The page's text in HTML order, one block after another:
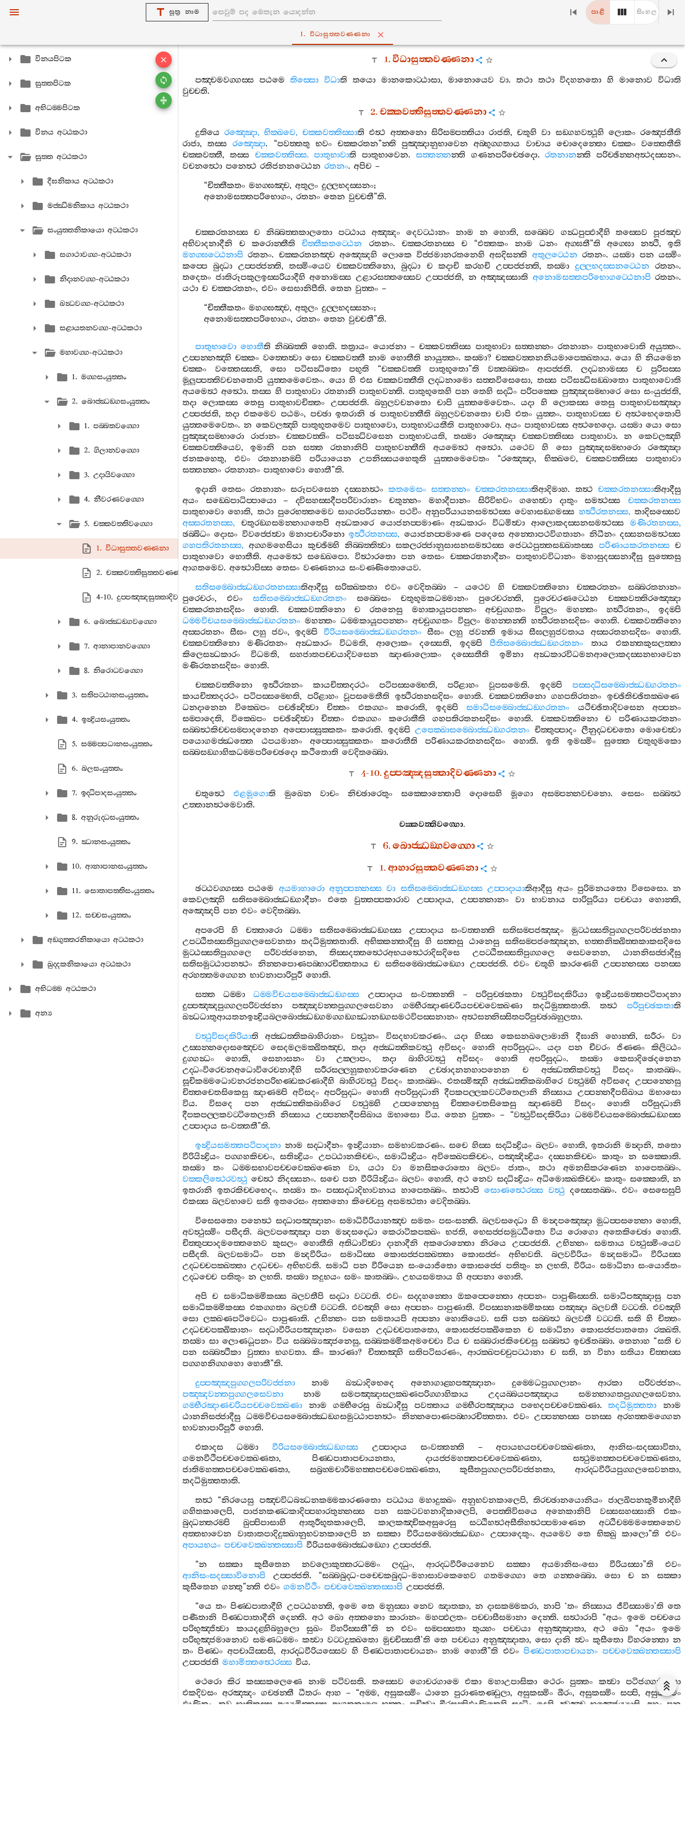
සූත්‍ර නාම පාළි සිංහල
1. විධාසුත‍්තවණ‍්ණනා
විනයපිටක
සුත‍්තපිටක
අභිධම‍්මපිටක
විනය අට‍්ඨකථා
සුත‍්ත අට‍්ඨකථා
දීඝනිකාය අට‍්ඨකථා
මජ‍්ඣිමනිකාය අට‍්ඨකථා
සංයුත‍්තනිකායො අට‍්ඨකථා
සගාථාවග‍්ග-අට‍්ඨකථා
නිදානවග‍්ග-අට‍්ඨකථා
ඛන්‍ධවග‍්ග-අට‍්ඨකථා
සළායතනවග‍්ග-අට‍්ඨකථා
මහාවග‍්ග-අට‍්ඨකථා
1. මග‍්ගසංයුත‍්තං
2. බොජ‍්ඣඞ‍්ගසංයුත‍්තං
1. පබ‍්බතවග‍්ගො
2. ගිලානවග‍්ගො
3. උදායිවග‍්ගො
4. නීවරණවග‍්ගො
5. චක‍්කවත‍්තිවග‍්ගො
1. විධාසුත‍්තවණ‍්ණනා
2. චක‍්කවත‍්තිසුත‍්තවණ‍්ණනා
4-10. දුප‍්පඤ‍්ඤසුත‍්තාදිවණ‍්ණනා
6. බොජ‍්ඣඞ‍්ගවග‍්ගො
7. ආනාපානවග‍්ගො
8. නිරොධවග‍්ගො
3. සතිපට‍්ඨානසංයුත‍්තං
4. ඉන්‍ද්‍රියසංයුත‍්තං
5. සම‍්මප‍්පධානසංයුත‍්තං
6. බලසංයුත‍්තං
7. ඉද‍්ධිපාදසංයුත‍්තං
8. අනුරුද‍්ධසංයුත‍්තං
9. ඣානසංයුත‍්තං
10. ආනාපානසංයුත‍්තං
11. සොතාපත‍්තිසංයුත‍්තං
12. සච‍්චසංයුත‍්තං
අඞ‍්ගුත‍්තරනිකායො අට‍්ඨකථා
ඛුද‍්දකනිකායො අට‍්ඨකථා
අභිධම‍්ම අට‍්ඨකථා
අන්‍ය
1.විධාසුත‍්තවණ‍්ණනා
පඤ‍්චමවග‍්ගස‍්ස පඨමෙ තිස‍්සො විධාති තයො මානකොට‍්ඨාසා, මානොයෙව වා. තථා තථා විදහනතො හි මානොව
විධාති
වුච‍්චති.
2.චක‍්කවත‍්තිසුත‍්තවණ‍්ණනා
දුතියෙ රඤ‍්ඤො,භික‍්ඛවෙ,චක‍්කවත‍්තිස‍්සාති එත්‍ථ අත‍්තනො සිරිසම‍්පත‍්තියා රාජති,චතූහි වා සඞ‍්ගහවත්‍ථූහි ලොකං රඤ‍්ජෙතීති
රාජා,තස‍්ස රඤ‍්ඤො. “පවත‍්තතු භවං චක‍්කරතන”න‍්ති පුඤ‍්ඤානුභාවෙන අබ‍්භුග‍්ගතාය වාචාය චොදෙන‍්තො චක‍්කං වත‍්තෙතීති
චක‍්කවත‍්තී, තස‍්ස චක‍්කවත‍්තිස‍්ස.පාතුභාවාති පාතුභාවෙන. සත‍්තන‍්නන‍්ති ගණනපරිච‍්ඡෙදො.රතනානන‍්ති පරිච‍්ඡින‍්නඅත්‍ථදස‍්සනං.
වචනත්‍ථො පනෙත්‍ථ රතිජනනට‍්ඨෙන රතනං. අපිච –
“චිත‍්තීකතං මහග‍්ඝඤ‍්ච,අතුලං දුල‍්ලභදස‍්සනං;
අනොමසත‍්තපරිභොගං,රතනං තෙන වුච‍්චතී”ති.
චක‍්කරතනස‍්ස ච නිබ‍්බත‍්තකාලතො පට‍්ඨාය අඤ‍්ඤං දෙවට‍්ඨානං නාම න හොති, සබ‍්බෙව ගන්‍ධපුප‍්ඵාදීහි තස‍්සෙව
පූජඤ‍්ච
අභිවාදනාදීනි
ච කරොන‍්තීති චිත‍්තීකතට‍්ඨෙන රතනං. චක‍්කරතනස‍්ස ච“එත‍්තකං නාම ධනං අග‍්ඝතී”ති අග‍්ඝො නත්‍ථි,ඉති
මහග‍්ඝට‍්ඨෙනාපි රතනං. චක‍්කරතනඤ‍්ච අඤ‍්ඤෙහි ලොකෙ විජ‍්ජමානරතනෙහි අසදිසන‍්ති අතුලට‍්ඨෙන රතනං.යස‍්මා පන යස‍්මිං
කප‍්පෙ බුද‍්ධා උප‍්පජ‍්ජන‍්ති,තස‍්මිංයෙව චක‍්කවත‍්තිනො,බුද‍්ධා ච කදාචි කරහචි උප‍්පජ‍්ජන‍්ති, තස‍්මා දුල‍්ලභදස‍්සනට‍්ඨෙන රතනං.
තදෙතං ජාතිරූපකුලඉස‍්සරියාදීහි අනොමස‍්ස උළාරසත‍්තස‍්සෙව උප‍්පජ‍්ජති, න අඤ‍්ඤස‍්සාති අනොමසත‍්තපරිභොගට‍්ඨෙනාපි රතනං.
යථා ච චක‍්කරතනං, එවං සෙසානිපීති. තෙන වුත‍්තං –
“චිත‍්තීකතං මහග‍්ඝඤ‍්ච,අතුලං දුල‍්ලභදස‍්සනං;
අනොමසත‍්තපරිභොගං,රතනං තෙන වුච‍්චතී”ති.
පාතුභාවො හොතීති නිබ‍්බත‍්ති හොති.තත්‍රායං යොජනා–චක‍්කවත‍්තිස‍්ස පාතුභාවා සත‍්තන‍්නං රතනානං පාතුභාවොති අයුත‍්තං.
උප‍්පන‍්නඤ‍්හි චක‍්කං වත‍්තෙත්‍වා සො චක‍්කවත‍්තී නාම හොතීති නායුත‍්තං.කස‍්මා? චක‍්කවත‍්තනනියමාපෙක‍්ඛතාය.යො හි නියමෙන
චක‍්කං
වත‍්තෙස‍්සති,සො පටිසන්‍ධිතො පභුති “චක‍්කවත‍්ති පාතුභූතො”ති වත‍්තබ‍්බතං ආපජ‍්ජති. ලද‍්ධනාමස‍්ස ච
පුරිසස‍්ස
මූලුප‍්පත‍්තිවචනතොපි යුත‍්තමෙවෙතං. යො හි එස චක‍්කවත‍්තීති ලද‍්ධනාමො සත‍්තවිසෙසො, තස‍්ස පටිසන්‍ධිසඞ‍්ඛාතො පාතුභාවොති
අයමෙත්‍ථ අත්‍ථො.තස‍්ස හි පාතුභාවා රතනානි පාතුභවන‍්ති. පාතුභූතෙහි පන තෙහි සද‍්ධිං පරිපක‍්කෙ පුඤ‍්ඤසම‍්භාරෙ සො සංයුජ‍්ජති,
තදා
ලොකස‍්ස තෙසු පාතුභාවචිත‍්තං උප‍්පජ‍්ජති.බහුලවචනතො චාපි යුත‍්තමෙවෙතං.යදා හි ලොකස‍්ස තෙසු
පාතුභාවසඤ‍්ඤා
උප‍්පජ‍්ජති, තදා එකමෙව පඨමං, පච‍්ඡා ඉතරානි ඡ පාතුභවන‍්තීති බහුලවචනතො චාපි එතං යුත‍්තං. පාතුභාවස‍්ස ච අත්‍ථභෙදතොපි
යුත‍්තමෙවෙතං.න කෙවලඤ‍්හි පාතුභූතමෙව පාතුභාවො,පාතුභාවයතීති පාතුභාවො. අයං පාතුභාවස‍්ස අත්‍ථභෙදො. යස‍්මා යො සො
පුඤ‍්ඤසම‍්භාරො
රාජානං චක‍්කවත‍්තිං පටිසන්‍ධිවසෙන පාතුභාවයති,තස‍්මා රඤ‍්ඤො චක‍්කවත‍්තිස‍්ස පාතුභාවා.න
කෙවලඤ‍්හි
චක‍්කවත‍්තියෙව,ඉමානි පන සත‍්ත රතනානිපි පාතුභවන‍්තීති අයමෙත්‍ථ අත්‍ථො. යථෙව හි සො පුඤ‍්ඤසම‍්භාරො
රඤ‍්ඤො
ජනකහෙතු, එවං රතනානම‍්පි පරියායෙන උපනිස‍්සයහෙතූති යුත‍්තමෙවෙතං “රඤ‍්ඤො, භික‍්ඛවෙ,චක‍්කවත‍්තිස‍්ස
පාතුභාවා
සත‍්තන‍්නං රතනානං පාතුභාවො හොතී”ති.
ඉදානි තෙසං රතනානං සරූපවසෙන දස‍්සනත්‍ථං කතමෙසං සත‍්තන‍්නං චක‍්කරතනස‍්සාතිආදිමාහ. තත්‍ථ චක‍්කරතනස‍්සාතිආදීසු
අයං
සඞ‍්ඛෙපාධිප‍්පායො– ද‍්විසහස‍්සදීපපරිවාරානං චතුන‍්නං මහාදීපානං සිරිවිභවං ගහෙත්‍වා දාතුං සමත්‍ථස‍්ස
චක‍්කරතනස‍්ස
පාතුභාවො හොති, තථා පුරෙභත‍්තමෙව සාගරපරියන‍්තං පථවිං අනුපරියායනසමත්‍ථස‍්ස වෙහාසඞ‍්ගමස‍්ස හත්‍ථිරතනස‍්ස, තාදිසස‍්සෙව
අස‍්සරතනස‍්ස, චතුරඞ‍්ගසමන‍්නාගතෙපි අන්‍ධකාරෙ යොජනප‍්පමාණං අන්‍ධකාරං විධමිත්‍වා ආලොකදස‍්සනසමත්‍ථස‍්ස මණිරතනස‍්ස,
ඡබ‍්බිධං දොසං විවජ‍්ජෙත්‍වා මනාපචාරිනො ඉත්‍ථිරතනස‍්ස, යොජනප‍්පමාණෙ පදෙසෙ අන‍්තොපථවිගතානං නිධීනං දස‍්සනසමත්‍ථස‍්ස
ගහපතිරතනස‍්ස, අග‍්ගමහෙසියා කුච‍්ඡිම‍්හි නිබ‍්බත‍්තිත්‍වා සකලරජ‍්ජානුසාසනසමත්‍ථස‍්ස ජෙට‍්ඨපුත‍්තසඞ‍්ඛාතස‍්ස පරිණායකරතනස‍්ස ච
පාතුභාවො හොතීති. අයමෙත්‍ථ සඞ‍්ඛෙපො.විත්‍ථාරතො පන තෙසං චක‍්කරතනාදීනං පාතුභාවවිධානං මහාසුදස‍්සනාදීසු සුත‍්තෙසු
ආගතමෙව. අත්‍ථොපිස‍්ස තෙසං වණ‍්ණනාය සංවණ‍්ණිතොයෙව.
සතිසම‍්බොජ‍්ඣඞ‍්ගරතනස‍්සාතිආදීසු සරික‍්ඛකතා එවං වෙදිතබ‍්බා –යථෙව හි චක‍්කවත‍්තිනො චක‍්කරතනං
සබ‍්බරතනානං
පුරෙචරං, එවං සතිසම‍්බොජ‍්ඣඞ‍්ගරතනං සබ‍්බෙසං චතුභූමකධම‍්මානං පුරෙචරන‍්ති,පුරෙචරණට‍්ඨෙන
චක‍්කවත‍්තිරඤ‍්ඤො
චක‍්කරතනසදිසං
හොති. චක‍්කවත‍්තිනො ච රතනෙසු මහාකායූපපන‍්නං අච‍්චුග‍්ගතං විපුලං මහන‍්තං හත්‍ථිරතනං,ඉදම‍්පි
ධම‍්මවිචයසම‍්බොජ‍්ඣඞ‍්ගරතනං මහන‍්තං ධම‍්මකායූපපන‍්නං අච‍්චුග‍්ගතං විපුලං මහන‍්තන‍්ති හත්‍ථිරතනසදිසං හොති. චක‍්කවත‍්තිනො
අස‍්සරතනං සීඝං ලහු ජවං,ඉදම‍්පි වීරියසම‍්බොජ‍්ඣඞ‍්ගරතනං සීඝං ලහු ජවන‍්ති ඉමාය සීඝලහුජවතාය අස‍්සරතනසදිසං හොති.
චක‍්කවත‍්තිනො
මණිරතනං අන්‍ධකාරං විධමති, ආලොකං දස‍්සෙති, ඉදම‍්පි පීතිසම‍්බොජ‍්ඣඞ‍්ගරතනං තාය
එකන‍්තකුසලත‍්තා
කිලෙසන්‍ධකාරං
විධමති, සහජාතපච‍්චයාදිවසෙන ඤාණාලොකං දස‍්සෙතීති ඉමිනා
අන්‍ධකාරවිධමනආලොකදස‍්සනභාවෙන
මණිරතනසදිසං හොති.
චක‍්කවත‍්තිනො
ඉත්‍ථිරතනං කායචිත‍්තදරථං පටිපස‍්සම‍්භෙති, පරිළාහං වූපසමෙති. ඉදම‍්පි
පස‍්සද‍්ධිසම‍්බොජ‍්ඣඞ‍්ගරතනං
කායචිත‍්තදරථං පටිපස‍්සම‍්භෙති, පරිළාහං වූපසමෙතීති ඉත්‍ථිරතනසදිසං හොති. චක‍්කවත‍්තිනො ගහපතිරතනං ඉච‍්ඡිතිච‍්ඡිතක‍්ඛණෙ
ධනදානෙන
වික‍්ඛෙපං පච‍්ඡින්‍දිත්‍වා චිත‍්තං එකග‍්ගං කරොති, ඉදම‍්පි සමාධිසම‍්බොජ‍්ඣඞ‍්ගරතනං යථිච‍්ඡිතාදිවසෙන
අප‍්පනං
සම‍්පාදෙති, වික‍්ඛෙපං පච‍්ඡින්‍දිත්‍වා චිත‍්තං එකග‍්ගං කරොතීති ගහපතිරතනසදිසං හොති. චක‍්කවත‍්තිනො ච
පරිණායකරතනං
සබ‍්බත්‍ථකිච‍්චසම‍්පාදනෙන අප‍්පොස‍්සුක‍්කතං කරොති. ඉදම‍්පි උපෙක‍්ඛාසම‍්බොජ‍්ඣඞ‍්ගරතනං චිත‍්තුප‍්පාදං ලීනුද‍්ධච‍්චතො මොචෙත්‍වා
පයොගමජ‍්ඣත‍්තෙ
ඨපයමානං අප‍්පොස‍්සුක‍්කතං කරොතීති පරිණායකරතනසදිසං හොති.ඉති ඉමස‍්මිං සුත‍්තෙ
චතුභූමකො
සබ‍්බසඞ‍්ගාහිකධම‍්මපරිච‍්ඡෙදො කථිතොති වෙදිතබ‍්බො.
4-10.දුප‍්පඤ‍්ඤසුත‍්තාදිවණ‍්ණනා
චතුත්‍ථෙ එළමූගොති මුඛෙන වාචං නිච‍්ඡාරෙතුං සක‍්කොන‍්තොපි දොසෙහි මූගො අසම‍්පන‍්නවචනො.සෙසං
සබ‍්බත්‍ථ
උත‍්තානත්‍ථමෙවාති.
චක‍්කවත‍්තිවග‍්ගො.
6.බොජ‍්ඣඞ‍්ගවග‍්ගො
1.ආහාරසුත‍්තවණ‍්ණනා
ඡට‍්ඨවග‍්ගස‍්ස පඨමෙ අයමාහාරො අනුප‍්පන‍්නස‍්ස වා සතිසම‍්බොජ‍්ඣඞ‍්ගස‍්ස උප‍්පාදායාතිආදීසු අයං පුරිමනයතො විසෙසො. න
කෙවලඤ‍්හි
සතිසම‍්බොජ‍්ඣඞ‍්ගාදීනං එතෙ වුත‍්තප‍්පකාරාව උප‍්පාදාය, උප‍්පන‍්නානං වා භාවනාය පාරිපූරියා පච‍්චයා හොන‍්ති,
අඤ‍්ඤෙපි පන එවං වෙදිතබ‍්බා.
අපරෙපි
හි චත‍්තාරො ධම‍්මා සතිසම‍්බොජ‍්ඣඞ‍්ගස‍්ස උප‍්පාදාය සංවත‍්තන‍්ති සතිසම‍්පජඤ‍්ඤං
මුට‍්ඨස‍්සතිපුග‍්ගලපරිවජ‍්ජනතා
උපට‍්ඨිතස‍්සතිපුග‍්ගලසෙවනතා තදධිමුත‍්තතාති. අභික‍්කන‍්තාදීසු හි සත‍්තසු ඨානෙසු සතිසම‍්පජඤ‍්ඤෙන,භත‍්තනික‍්ඛිත‍්තකාකසදිසෙ
මුට‍්ඨස‍්සතිපුග‍්ගලෙ
පරිවජ‍්ජනෙන,තිස‍්සදත‍්තත්‍ථෙරඅභයත්‍ථෙරාදිසදිසෙ උපට‍්ඨිතස‍්සතිපුග‍්ගලෙ සෙවනෙන,ඨානනිසජ‍්ජාදීසු
සතිසමුට‍්ඨාපනත්‍ථං නින‍්නපොණපබ‍්භාරචිත‍්තතාය ච සතිසම‍්බොජ‍්ඣඞ‍්ගො උප‍්පජ‍්ජති.එවං චතූහි කාරණෙහි උප‍්පන‍්නස‍්ස පනස‍්ස
අරහත‍්තමග‍්ගෙන භාවනාපාරිපූරී හොති.
සත‍්ත
ධම‍්මා ධම‍්මවිචයසම‍්බොජ‍්ඣඞ‍්ගස‍්ස උප‍්පාදාය සංවත‍්තන‍්ති –පරිපුච‍්ඡකතා වත්‍ථුවිසදකිරියා
ඉන්‍ද්‍රියසමත‍්තපටිපාදනා
දුප‍්පඤ‍්ඤපුග‍්ගලපරිවජ‍්ජනා
පඤ‍්ඤවන‍්තපුග‍්ගලසෙවනා ගම‍්භීරඤාණචරියපච‍්චවෙක‍්ඛණා තදධිමුත‍්තතාති. තත්‍ථ පරිපුච‍්ඡකතාති
ඛන්‍ධධාතුආයතනඉන්‍ද්‍රියබලබොජ‍්ඣඞ‍්ගමග‍්ගඞ‍්ගඣානඞ‍්ගසමථවිපස‍්සනානං අත්‍ථසන‍්නිස‍්සිතපරිපුච‍්ඡාබහුලතා.
වත්‍ථුවිසදකිරියාති අජ‍්ඣත‍්තිකබාහිරානං වත්‍ථූනං විසදභාවකරණං. යදා හිස‍්ස කෙසනඛලොමානි දීඝානි හොන‍්ති,සරීරං
වා
උස‍්සන‍්නදොසඤ‍්චෙව
සෙදමලමක‍්ඛිතඤ‍්ච,තදා අජ‍්ඣත‍්තිකවත්‍ථු අවිසදං හොති අපරිසුද‍්ධං.යදා පන චීවරං ජිණ‍්ණං
කිලිට‍්ඨං
දුග‍්ගන්‍ධං
හොති, සෙනාසනං වා උක‍්ලාපං,තදා බාහිරවත්‍ථු අවිසදං හොති අපරිසුද‍්ධං. තස‍්මා
කෙසාදිඡෙදනෙන
උද‍්ධංවිරෙචනඅධොවිරෙචනාදීහි
සරීරසල‍්ලහුකභාවකරණෙන උච‍්ඡාදනනහාපනෙන ච අජ‍්ඣත‍්තිකවත්‍ථු විසදං කාතබ‍්බං.
සූචිකම‍්මධොවනරජනපරිභණ‍්ඩකරණාදීහි බාහිරවත්‍ථු විසදං කාතබ‍්බං. එතස‍්මිඤ‍්හි අජ‍්ඣත‍්තිකබාහිරෙ වත්‍ථුම‍්හි අවිසදෙ උප‍්පන‍්නෙසු
චිත‍්තචෙතසිකෙසු ඤාණම‍්පි අවිසදං අපරිසුද‍්ධං හොති අපරිසුද‍්ධානි දීපකපල‍්ලකවට‍්ටිතෙලානි නිස‍්සාය උප‍්පන‍්නදීපසිඛාය ඔභාසො
විය.විසදෙ පන අජ‍්ඣත‍්තිකබාහිරෙ වත්‍ථුම‍්හි උප‍්පන‍්නෙසු චිත‍්තචෙතසිකෙසු ඤාණම‍්පි විසදං හොති
පරිසුද‍්ධානි
දීපකපල‍්ලකවට‍්ටිතෙලානි
නිස‍්සාය උප‍්පන‍්නදීපසිඛාය ඔභාසො විය.තෙන වුත‍්තං– “වත්‍ථුවිසදකිරියා ධම‍්මවිචයසම‍්බොජ‍්ඣඞ‍්ගස‍්ස
උප‍්පාදාය සංවත‍්තතී”ති.
ඉන්‍ද්‍රියසමත‍්තපටිපාදනා නාම සද‍්ධාදීනං ඉන්‍ද්‍රියානං සමභාවකරණං.සචෙ හිස‍්ස සද‍්ධින්‍ද්‍රියං බලවං හොති, ඉතරානි මන්‍දානි,තතො
වීරියින්‍ද්‍රියං පග‍්ගහකිච‍්චං,සතින්‍ද්‍රියං උපට‍්ඨානකිච‍්චං, සමාධින්‍ද්‍රියං අවික‍්ඛෙපකිච‍්චං,පඤ‍්ඤින්‍ද්‍රියං දස‍්සනකිච‍්චං කාතුං න සක‍්කොති.
තස‍්මා
තං ධම‍්මසභාවපච‍්චවෙක‍්ඛණෙන වා,යථා වා මනසිකරොතො බලවං ජාතං, තථා අමනසිකරණෙන හාපෙතබ‍්බං.
වක‍්කලිත්‍ථෙරවත්‍ථු චෙත්‍ථ නිදස‍්සනං. සචෙ පන වීරියින්‍ද්‍රියං බලවං හොති, අථ නෙව සද‍්ධින්‍ද්‍රියං අධිමොක‍්ඛකිච‍්චං කාතුං සක‍්කොති,න
ඉතරානි ඉතරකිච‍්චභෙදං.තස‍්මා තං පස‍්සද‍්ධාදිභාවනාය හාපෙතබ‍්බං. තත්‍ථාපි සොණත්‍ථෙරස‍්ස වත්‍ථු දස‍්සෙතබ‍්බං. එවං සෙසෙසුපි
එකස‍්ස බලවභාවෙ සති ඉතරෙසං අත‍්තනො කිච‍්චෙසු අසමත්‍ථතා වෙදිතබ‍්බා.
විසෙසතො පනෙත්‍ථ සද‍්ධාපඤ‍්ඤානං සමාධිවීරියානඤ‍්ච සමතං පසංසන‍්ති.බලවසද‍්ධො හි මන්‍දපඤ‍්ඤො මුධප‍්පසන‍්නො හොති,
අවත්‍ථුස‍්මිං පසීදති. බලවපඤ‍්ඤො පන මන්‍දසද‍්ධො කෙරාටිකපක‍්ඛං භජති, භෙසජ‍්ජසමුට‍්ඨිතො විය රොගො අතෙකිච‍්ඡො හොති.
චිත‍්තුප‍්පාදමත‍්තෙනෙව
කුසලං හොතීති අතිධාවිත්‍වා දානාදීනි අකරොන‍්තො නිරයෙ උප‍්පජ‍්ජති.උභින‍්නං සමතාය
වත්‍ථුස‍්මිංයෙව
පසීදති. බලවසමාධිං පන මන්‍දවීරියං සමාධිස‍්ස කොසජ‍්ජපක‍්ඛත‍්තා කොසජ‍්ජං අභිභවති. බලවවීරියං මන්‍දසමාධිං
වීරියස‍්ස
උද‍්ධච‍්චපක‍්ඛත‍්තා උද‍්ධච‍්චං අභිභවති. සමාධි පන වීරියෙන සංයොජිතො කොසජ‍්ජෙ පතිතුං න ලභති, වීරියං සමාධිනා සංයොජිතං
උද‍්ධච‍්චෙ පතිතුං න ලභති. තස‍්මා තදුභයං සමං කාතබ‍්බං. උභයසමතාය හි අප‍්පනා හොති.
අපි ච සමාධිකම‍්මිකස‍්ස බලවතීපි සද‍්ධා වට‍්ටති. එවං සද‍්දහන‍්තො ඔකප‍්පෙන‍්තො අප‍්පනං පාපුණිස‍්සති.සමාධිපඤ‍්ඤාසු පන
සමාධිකම‍්මිකස‍්ස එකග‍්ගතා බලවතී වට‍්ටති. එවඤ‍්හි සො අප‍්පනං පාපුණාති. විපස‍්සනාකම‍්මිකස‍්ස පඤ‍්ඤා බලවතී වට‍්ටති. එවඤ‍්හි
සො ලක‍්ඛණපටිවෙධං පාපුණාති. උභින‍්නං පන සමතායපි අප‍්පනා හොතියෙව. සති පන සබ‍්බත්‍ථ බලවතී වට‍්ටති.සති හි චිත‍්තං
උද‍්ධච‍්චපක‍්ඛිකානං
සද‍්ධාවීරියපඤ‍්ඤානං වසෙන උද‍්ධච‍්චපාතතො, කොසජ‍්ජපක‍්ඛිකෙන ච සමාධිනා කොසජ‍්ජපාතතො රක‍්ඛති.
තස‍්මා සා ලොණධූපනං විය සබ‍්බබ්‍යඤ‍්ජනෙසු,සබ‍්බකම‍්මිකඅමච‍්චො විය ච සබ‍්බරාජකිච‍්චෙසු සබ‍්බත්‍ථ ඉච‍්ඡිතබ‍්බා. තෙනාහ “සති ච
පන
සබ‍්බත්‍ථිකා වුත‍්තා භගවතා.කිං කාරණා? චිත‍්තඤ‍්හි සතිපටිසරණං,ආරක‍්ඛපච‍්චුපට‍්ඨානා ච සති,න විනා සතියා චිත‍්තස‍්ස
පග‍්ගහනිග‍්ගහො හොතී”ති.
දුප‍්පඤ‍්ඤපුග‍්ගලපරිවජ‍්ජනා
නාම ඛන්‍ධාදිභෙදෙ අනොගාළ‍්හපඤ‍්ඤානං දුම‍්මෙධපුග‍්ගලානං ආරකා පරිවජ‍්ජනං.
පඤ‍්ඤවන‍්තපුග‍්ගලසෙවනා
නාම සමපඤ‍්ඤාසලක‍්ඛණපරිග‍්ගාහිකාය උදයබ‍්බයපඤ‍්ඤාය සමන‍්නාගතපුග‍්ගලසෙවනා.
ගම‍්භීරඤාණචරියපච‍්චවෙක‍්ඛණා
නාම ගම‍්භීරෙසු ඛන්‍ධාදීසු පවත‍්තාය ගම‍්භීරපඤ‍්ඤාය පභෙදපච‍්චවෙක‍්ඛණා.තදධිමුත‍්තතා
නාම
ඨානනිසජ‍්ජාදීසු ධම‍්මවිචයසම‍්බොජ‍්ඣඞ‍්ගසමුට‍්ඨාපනත්‍ථං නින‍්නපොණපබ‍්භාරචිත‍්තතා. එවං උප‍්පන‍්නස‍්ස පනස‍්ස අරහත‍්තමග‍්ගෙන
භාවනාපාරිපූරී හොති.
එකාදස
ධම‍්මා වීරියසම‍්බොජ‍්ඣඞ‍්ගස‍්ස උප‍්පාදාය සංවත‍්තන‍්ති –අපායභයපච‍්චවෙක‍්ඛණතා,ආනිසංසදස‍්සාවිතා,
ගමනවීථිපච‍්චවෙක‍්ඛණතා, පිණ‍්ඩපාතාපචායනතා,දායජ‍්ජමහත‍්තපච‍්චවෙක‍්ඛණතා,සත්‍ථුමහත‍්තපච‍්චවෙක‍්ඛණතා,
ජාතිමහත‍්තපච‍්චවෙක‍්ඛණතා, සබ්‍රහ‍්මචාරිමහත‍්තපච‍්චවෙක‍්ඛණතා,කුසීතපුග‍්ගලපරිවජ‍්ජනතා,ආරද‍්ධවීරියපුග‍්ගලසෙවනතා,
තදධිමුත‍්තතාති.
තත්‍ථ“නිරයෙසු පඤ‍්චවිධබන්‍ධනකම‍්මකාරණතො පට‍්ඨාය මහාදුක‍්ඛං අනුභවනකාලෙපි,තිරච‍්ඡානයොනියං ජාලඛිපනකුමීනාදීහි
ගහිතකාලෙපි,පාජනකණ‍්ටකාදිප‍්පහාරතුන‍්නස‍්ස පන සකටවහනාදිකාලෙපි,පෙත‍්තිවිසයෙ අනෙකානිපි වස‍්සසහස‍්සානි
එකං
බුද‍්ධන‍්තරම‍්පි
ඛුප‍්පිපාසාහි ආතුරීභූතකාලෙපි,කාලකඤ‍්චිකඅසුරෙසු සට‍්ඨිහත්‍ථඅසීතිහත්‍ථප‍්පමාණෙන
අට‍්ඨිචම‍්මමත‍්තෙනෙව
අත‍්තභාවෙන
වාතාතපාදිදුක‍්ඛානුභවනකාලෙපි න සක‍්කා වීරියසම‍්බොජ‍්ඣඞ‍්ගං උප‍්පාදෙතුං.අයමෙව තෙ භික‍්ඛු කාලො”ති
එවං
අපායභයං පච‍්චවෙක‍්ඛන‍්තස‍්සාපි වීරියසම‍්බොජ‍්ඣඞ‍්ගො උප‍්පජ‍්ජති.
“න සක‍්කා කුසීතෙන නවලොකුත‍්තරධම‍්මං ලද‍්ධුං, ආරද‍්ධවීරියෙනෙව සක‍්කා අයමානිසංසො වීරියස‍්සා”ති
එවං
ආනිසංසදස‍්සාවිනොපි
උප‍්පජ‍්ජති. “සබ‍්බබුද‍්ධ-පච‍්චෙකබුද‍්ධ-මහාසාවකෙහෙව ගතමග‍්ගො තෙ ගන‍්තබ‍්බො.සො ච න
සක‍්කා
කුසීතෙන ගන‍්තු”න‍්ති එවං ගමනවීථිං පච‍්චවෙක‍්ඛන‍්තස‍්සාපි උප‍්පජ‍්ජති.
“යෙ තං පිණ‍්ඩපාතාදීහි උපට‍්ඨහන‍්ති,ඉමෙ තෙ මනුස‍්සා නෙව ඤාතකා, න දාසකම‍්මකරා, නාපි‘තං නිස‍්සාය ජීවිස‍්සාමා’ති තෙ
පණීතානි පිණ‍්ඩපාතාදීනි දෙන‍්ති. අථ ඛො අත‍්තනො කාරානං මහප‍්ඵලතං පච‍්චාසීසමානා දෙන‍්ති.සත්‍ථාරාපි “අයං ඉමෙ පච‍්චයෙ
පරිභුඤ‍්ජිත්‍වා
කායදළ‍්හිබහුලො සුඛං විහරිස‍්සතී”ති න එවං සම‍්පස‍්සතා තුය‍්හං පච‍්චයා අනුඤ‍්ඤාතා,අථ ඛො“අයං
ඉමෙ
පරිභුඤ‍්ජමානොව සමණධම‍්මං කත්‍වා වට‍්ටදුක‍්ඛතො මුච‍්චිස‍්සතී’ති තෙ පච‍්චයා අනුඤ‍්ඤාතා,සො දානි ත්‍වං කුසීතො විහරන‍්තො න
තං පිණ‍්ඩං අපචායිස‍්සසි, ආරද‍්ධවීරියස‍්සෙව හි පිණ‍්ඩපාතාපචායනං නාම හොතී”ති එවං පිණ‍්ඩපාතාපචායනං පච‍්චවෙක‍්ඛන‍්තස‍්සාපි
උප‍්පජ‍්ජති මහාමිත‍්තත්‍ථෙරස‍්ස විය.
ථෙරො
කිර කස‍්සකලෙණෙ නාම පටිවසති. තස‍්සෙව ගොචරගාමෙ එකා මහාඋපාසිකා ථෙරං පුත‍්තං කත්‍වා පටිජග‍්ගති . සා
එකදිවසං අරඤ‍්ඤං ගච‍්ඡන‍්තී ධීතරං ආහ – “අම‍්ම,අසුකස‍්මිං ඨානෙ පුරාණතණ‍්ඩුලා, අසුකස‍්මිං ඛීරං,අසුකස‍්මිං සප‍්පි,අසුකස‍්මිං
ඵාණිතං
තව භාතිකස‍්ස අය්‍යමිත‍්තස‍්ස ආගතකාලෙ භත‍්තං පචිත්‍වා ඛීරසප‍්පිඵාණිතෙහි සද‍්ධිං දෙහි ,ත්‍වඤ‍්ච භුඤ‍්ජෙය්‍යාසි අහං පන